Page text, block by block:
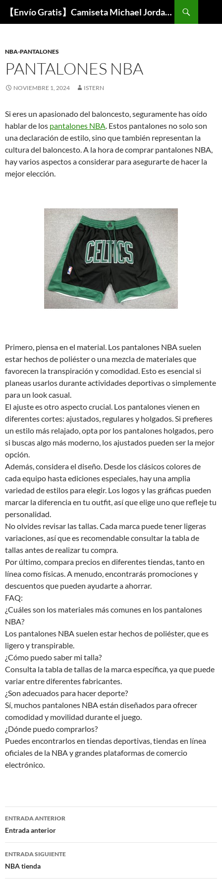
【Envío Gratis】Camiseta Michael Jordan NBA Barata
Buscar
NBA-PANTALONES
PANTALONES NBA
NOVIEMBRE 1, 2024 ISTERN
Si eres un apasionado del baloncesto, seguramente has oído
hablar de los pantalones NBA. Estos pantalones no solo son
una declaración de estilo, sino que también representan la
cultura del baloncesto. A la hora de comprar pantalones NBA,
hay varios aspectos a considerar para asegurarte de hacer la
mejor elección.
Primero, piensa en el material. Los pantalones NBA suelen
estar hechos de poliéster o una mezcla de materiales que
favorecen la transpiración y comodidad. Esto es esencial si
planeas usarlos durante actividades deportivas o simplemente
para un look casual.
El ajuste es otro aspecto crucial. Los pantalones vienen en
diferentes cortes: ajustados, regulares y holgados. Si prefieres
un estilo más relajado, opta por los pantalones holgados, pero
si buscas algo más moderno, los ajustados pueden ser la mejor
opción.
Además, considera el diseño. Desde los clásicos colores de
cada equipo hasta ediciones especiales, hay una amplia
variedad de estilos para elegir. Los logos y las gráficas pueden
marcar la diferencia en tu outfit, así que elige uno que refleje tu
personalidad.
No olvides revisar las tallas. Cada marca puede tener ligeras
variaciones, así que es recomendable consultar la tabla de
tallas antes de realizar tu compra.
Por último, compara precios en diferentes tiendas, tanto en
línea como físicas. A menudo, encontrarás promociones y
descuentos que pueden ayudarte a ahorrar.
FAQ:
¿Cuáles son los materiales más comunes en los pantalones
NBA?
Los pantalones NBA suelen estar hechos de poliéster, que es
ligero y transpirable.
¿Cómo puedo saber mi talla?
Consulta la tabla de tallas de la marca específica, ya que puede
variar entre diferentes fabricantes.
¿Son adecuados para hacer deporte?
Sí, muchos pantalones NBA están diseñados para ofrecer
comodidad y movilidad durante el juego.
¿Dónde puedo comprarlos?
Puedes encontrarlos en tiendas deportivas, tiendas en línea
oficiales de la NBA y grandes plataformas de comercio
electrónico.
Navegación
de
entradas
ENTRADA ANTERIOR
Entrada anterior
ENTRADA SIGUIENTE
NBA tienda